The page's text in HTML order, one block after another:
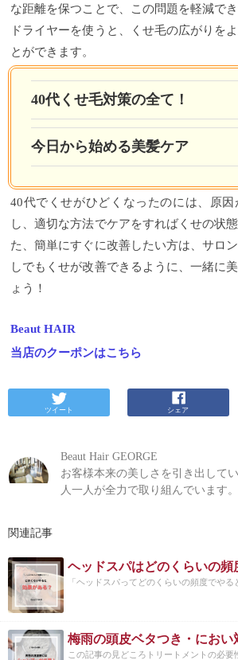
な距離を保つことで、この問題を軽減で
ドライヤーを使うと、くせ毛の広がりを
とができます。
40代くせ毛対策の全て！
今日から始める美髪ケア
40代でくせがひどくなったのには、原
し、適切な方法でケアをすればくせの状
た、簡単にすぐに改善したい方は、サロ
しでもくせが改善できるように、一緒に
ょう！
Beaut HAIR
当店のクーポンはこちら
ツイート シェア
Beaut Hair GEORGE
お客様本来の美しさを引き出して
人一人が全力で取り組んでいます
関連記事
「ヘッドスパってどのくらいの頻度でやる
この記事の見どころトリートメントの必要